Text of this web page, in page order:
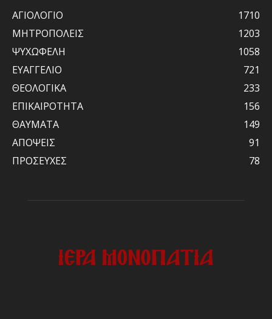
ΑΓΙΟΛΟΓΙΟ
1710
ΜΗΤΡΟΠΟΛΕΙΣ
1203
ΨΥΧΩΦΕΛΗ
1058
ΕΥΑΓΓΕΛΙΟ
721
ΘΕΟΛΟΓΙΚΑ
233
ΕΠΙΚΑΙΡΟΤΗΤΑ
156
ΘΑΥΜΑΤΑ
149
ΑΠΟΨΕΙΣ
91
ΠΡΟΣΕΥΧΕΣ
78